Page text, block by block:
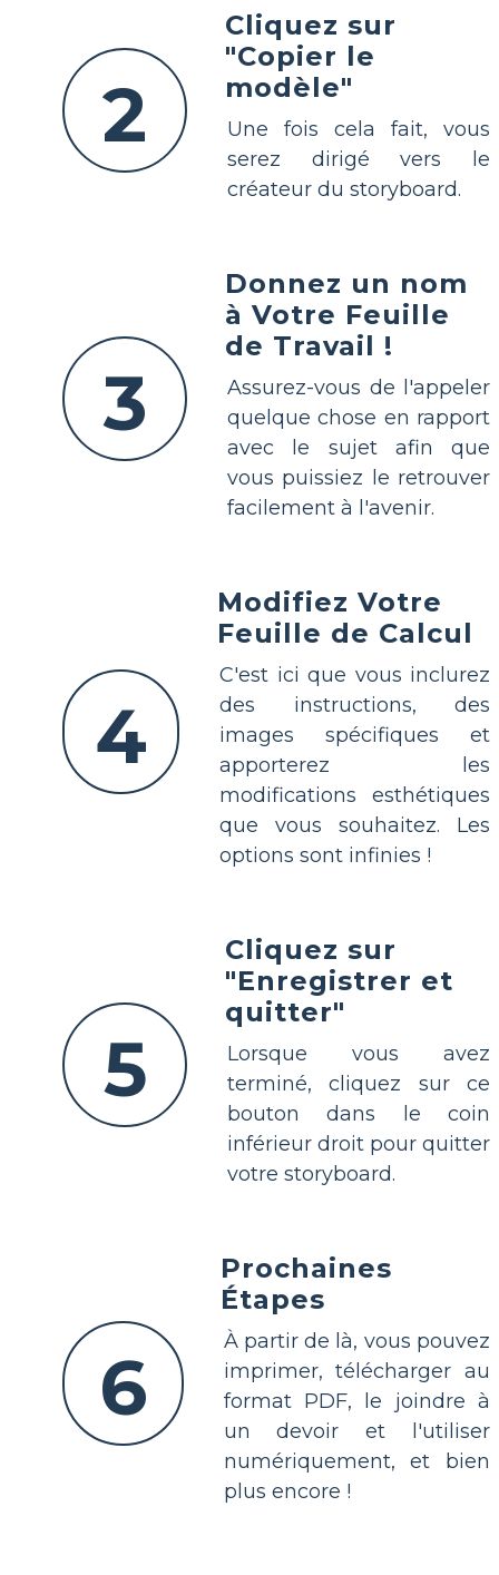
2
Cliquez sur
"Copier le
modèle"
Une fois cela fait, vous
serez dirigé vers le
créateur du storyboard.
3
Donnez un nom
à Votre Feuille
de Travail !
Assurez-vous de l'appeler
quelque chose en rapport
avec le sujet afin que
vous puissiez le retrouver
facilement à l'avenir.
4
Modifiez Votre
Feuille de Calcul
C'est ici que vous inclurez
des instructions, des
images spécifiques et
apporterez les
modifications esthétiques
que vous souhaitez. Les
options sont infinies !
5
Cliquez sur
"Enregistrer et
quitter"
Lorsque vous avez
terminé, cliquez sur ce
bouton dans le coin
inférieur droit pour quitter
votre storyboard.
6
Prochaines
Étapes
À partir de là, vous pouvez
imprimer, télécharger au
format PDF, le joindre à
un devoir et l'utiliser
numériquement, et bien
plus encore !